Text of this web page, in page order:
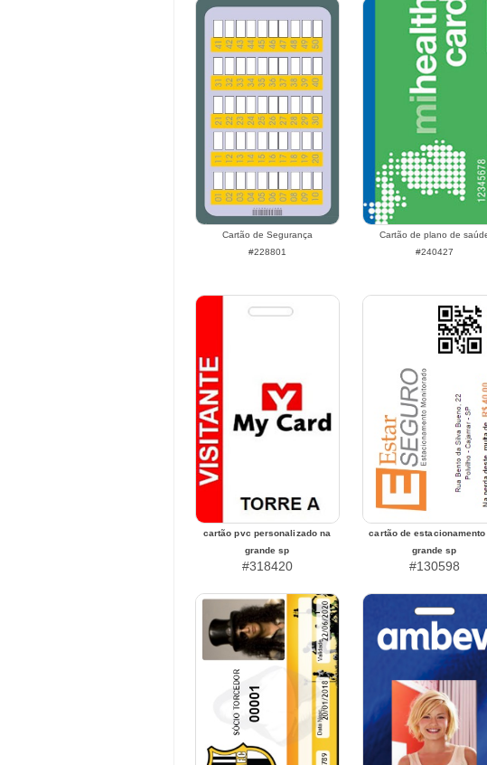
Cartão de Segurança
#228801
Cartão de plano de
#240427
cartão pvc personalizado na
grande sp
#318420
cartão de estacionamento
grande sp
#130598